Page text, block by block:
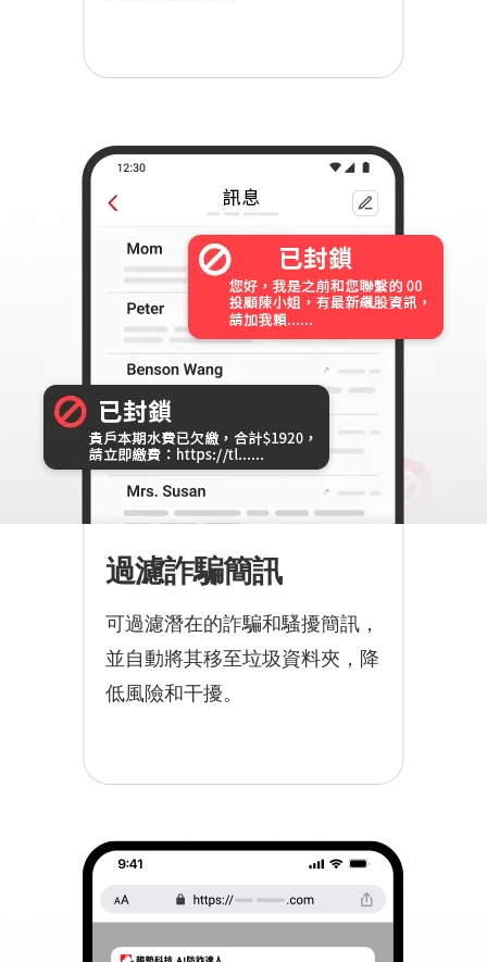
過濾詐騙簡訊
可過濾潛在的詐騙和騷擾簡訊，
並自動將其移至垃圾資料夾，降
低風險和干擾。